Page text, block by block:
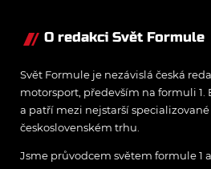
O redakci Svět Formule
Svět Formule je nezávislá česká
motorsport, především na formuli 1.
a patří mezi nejstarší
československém trhu.
Jsme průvodcem světem formule 1